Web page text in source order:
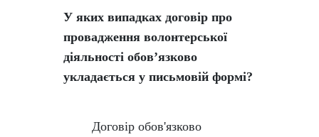
У яких випадках договір про
провадження волонтерської
діяльності обов’язково
укладається у письмовій формі?
Договір обов'язково